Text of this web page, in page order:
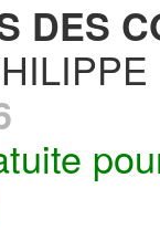
DES